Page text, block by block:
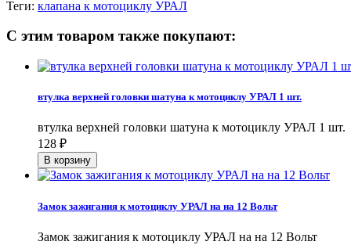
Теги: клапана к мотоциклу УРАЛ
С этим товаром также покупают:
втулка верхней головки шатуна к мотоциклу УРАЛ 1 шт.
втулка верхней головки шатуна к мотоциклу УРАЛ 1 шт.
128 ₽
Замок зажигания к мотоциклу УРАЛ на на 12 Вольт
Замок зажигания к мотоциклу УРАЛ на на 12 Вольт